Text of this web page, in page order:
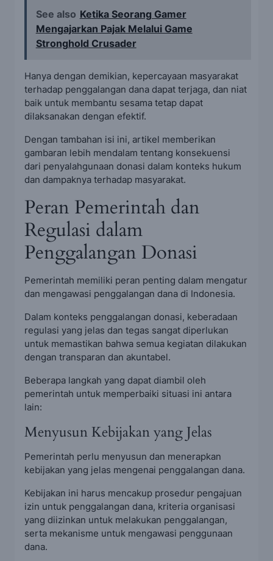
See also Ketika Seorang Gamer
Mengajarkan Pajak Melalui Game
Stronghold Crusader
Hanya dengan demikian, kepercayaan masyarakat
terhadap penggalangan dana dapat terjaga, dan niat
baik untuk membantu sesama tetap dapat
dilaksanakan dengan efektif.
Dengan tambahan isi ini, artikel memberikan
gambaran lebih mendalam tentang konsekuensi
dari penyalahgunaan donasi dalam konteks hukum
dan dampaknya terhadap masyarakat.
Peran Pemerintah dan
Regulasi dalam
Penggalangan Donasi
Pemerintah memiliki peran penting dalam mengatur
dan mengawasi penggalangan dana di Indonesia.
Dalam konteks penggalangan donasi, keberadaan
regulasi yang jelas dan tegas sangat diperlukan
untuk memastikan bahwa semua kegiatan dilakukan
dengan transparan dan akuntabel.
Beberapa langkah yang dapat diambil oleh
pemerintah untuk memperbaiki situasi ini antara
lain:
Menyusun Kebijakan yang Jelas
Pemerintah perlu menyusun dan menerapkan
kebijakan yang jelas mengenai penggalangan dana.
Kebijakan ini harus mencakup prosedur pengajuan
izin untuk penggalangan dana, kriteria organisasi
yang diizinkan untuk melakukan penggalangan,
serta mekanisme untuk mengawasi penggunaan
dana.